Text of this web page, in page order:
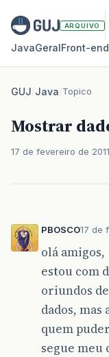
ARQUIVO
JavaGeralFront‑end
GUJ/Java/Topico
Mostrar
17 de fevereiro de 2011
PBOSCO17 de
olá amigos,
estou com
oriundos
dados, mas
quem
segue meu